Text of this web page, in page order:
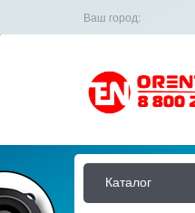
Ваш город:
Каталог